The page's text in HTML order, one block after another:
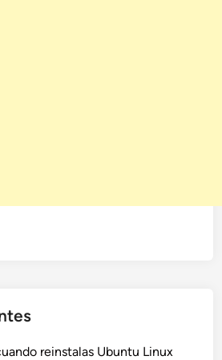
reinstalas Ubuntu Linux